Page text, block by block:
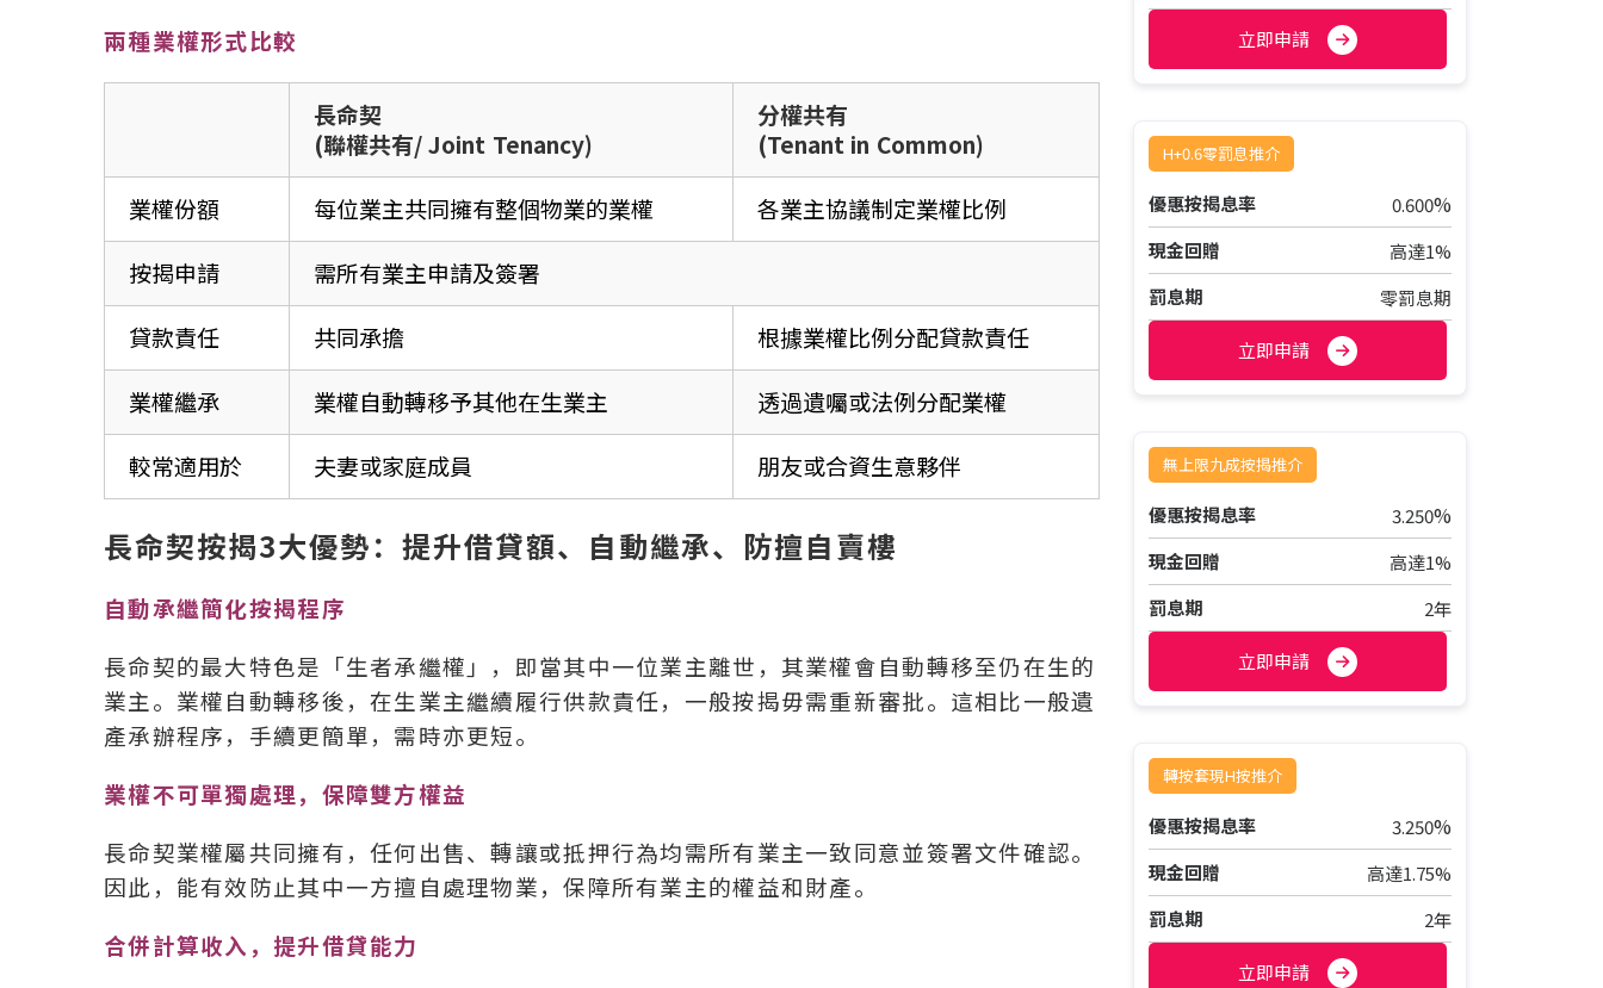
兩種業權形式比較
長命契
(聯權共有/ Joint Tenancy)
分權共有
(Tenant in Common)
業權份額
每位業主共同擁有整個物業的業權
各業主協議制定業權比例
按揭申請
需所有業主申請及簽署
貸款責任
共同承擔
根據業權比例分配貸款責任
業權繼承
業權自動轉移予其他在生業主
透過遺囑或法例分配業權
較常適用於
夫妻或家庭成員 朋友或合資生意夥伴
長命契按揭3大優勢：提升借貸額、自動繼承、防擅自賣樓
自動承繼簡化按揭程序
長命契的最大特色是「生者承繼權」，即當其中一位業主離世，其業權會自動轉移至仍在生的
業主。業權自動轉移後，在生業主繼續履行供款責任，一般按揭毋需重新審批。這相比一般遺
產承辦程序，手續更簡單，需時亦更短。
業權不可單獨處理，保障雙方權益
長命契業權屬共同擁有，任何出售、轉讓或抵押行為均需所有業主一致同意並簽署文件確認。
因此，能有效防止其中一方擅自處理物業，保障所有業主的權益和財產。
合併計算收入，提升借貸能力
立即申請
H+0.6零罰息推介
優惠按揭息率 0.600%
現金回贈
高達1%
罰息期
零罰息期
立即申請
無上限九成按揭推介
優惠按揭息率 3.250%
現金回贈
高達1%
罰息期
2年
立即申請
轉按套現H按推介
優惠按揭息率 3.250%
現金回贈
高達1.75%
罰息期
2年
立即申請